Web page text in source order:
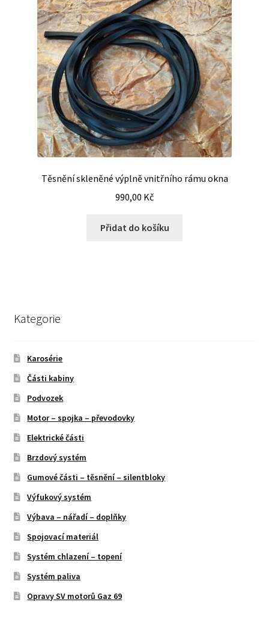
Těsnění skleněné výplně vnitřního rámu okna
990,00 Kč
Přidat do košíku
Kategorie
Karosérie
Části kabiny
Podvozek
Motor – spojka – převodovky
Elektrické části
Brzdový systém
Gumové části – těsnění – silentbloky
Výfukový systém
Výbava – nářadí – doplňky
Spojovací materiál
Systém chlazení – topení
Systém paliva
Opravy SV motorů Gaz 69